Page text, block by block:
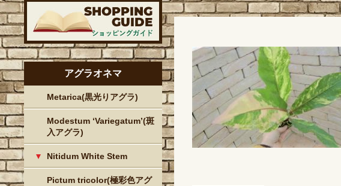
アグラオネマ
Metarica(黒光りアグラ)
Modestum ‘Variegatum’(斑
入アグラ)
Nitidum White Stem
Pictum tricolor(極彩色アグ